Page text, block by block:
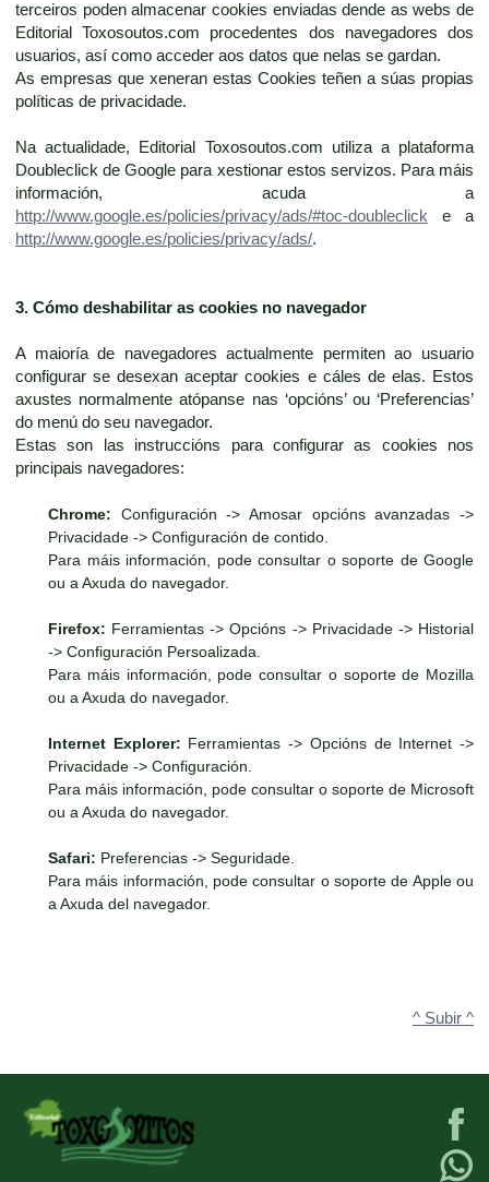
terceiros poden almacenar cookies enviadas dende as webs de
Editorial Toxosoutos.com procedentes dos navegadores dos
usuarios, así como acceder aos datos que nelas se gardan.
As empresas que xeneran estas Cookies teñen a súas propias
políticas de privacidade.
Na actualidade, Editorial Toxosoutos.com utiliza a plataforma
Doubleclick de Google para xestionar estos servizos. Para máis
información, acuda a
http://www.google.es/policies/privacy/ads/#toc-doubleclick e a
http://www.google.es/policies/privacy/ads/.
3. Cómo deshabilitar as cookies no navegador
A maioría de navegadores actualmente permiten ao usuario
configurar se desexan aceptar cookies e cáles de elas. Estos
axustes normalmente atópanse nas ‘opcións’ ou ‘Preferencias’
do menú do seu navegador.
Estas son las instruccións para configurar as cookies nos
principais navegadores:
Chrome: Configuración -> Amosar opcións avanzadas ->
Privacidade -> Configuración de contido.
Para máis información, pode consultar o soporte de Google
ou a Axuda do navegador.
Firefox: Ferramientas -> Opcións -> Privacidade -> Historial
-> Configuración Persoalizada.
Para máis información, pode consultar o soporte de Mozilla
ou a Axuda do navegador.
Internet Explorer: Ferramientas -> Opcións de Internet ->
Privacidade -> Configuración.
Para máis información, pode consultar o soporte de Microsoft
ou a Axuda do navegador.
Safari: Preferencias -> Seguridade.
Para máis información, pode consultar o soporte de Apple ou
a Axuda del navegador.
^ Subir ^